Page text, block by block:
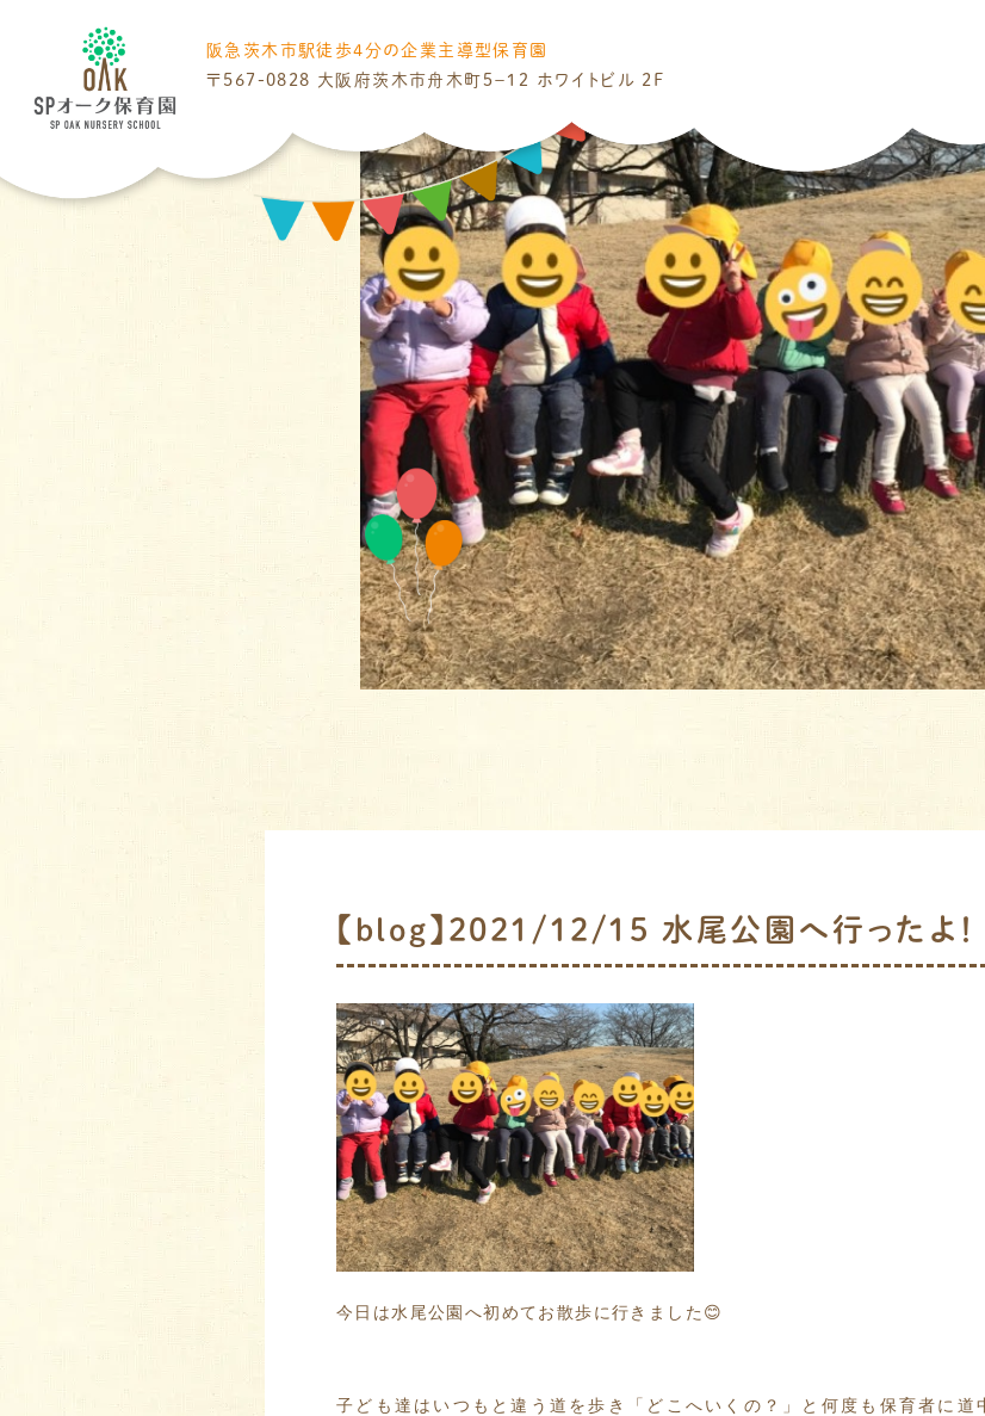
阪急茨木市駅徒歩4分の企業主導型保育園
〒567-0828 大阪府茨木市舟木町５−１２ ホワイトビル 2F
【blog】2021/12/15 水尾公園へ行ったよ！
今日は水尾公園へ初めてお散歩に行きました😊
子ども達はいつもと違う道を歩き「どこへいくの？」と何度も保育者に道